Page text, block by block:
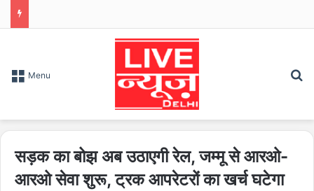
Menu
सड़क का बोझ अब उठाएगी रेल, जम्मू से आरओ-
आरओ सेवा शुरू, ट्रक आपरेटरों का खर्च घटेगा